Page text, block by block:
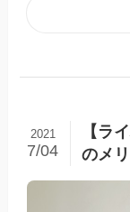
【ラ
のメ
2021
7/04